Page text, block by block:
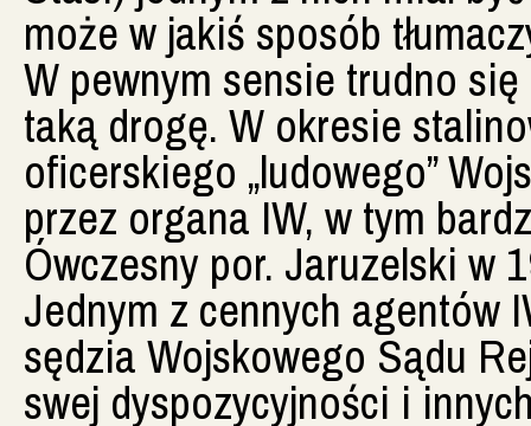
może w jakiś sposób
W pewnym sensie trudno
taką drogę. W okresie
oficerskiego „ludowego”
przez organa IW, w tym
Ówczesny por. Jaruzelski w
Jednym z cennych agentów
sędzia Wojskowego Sądu
swej dyspozycyjności i